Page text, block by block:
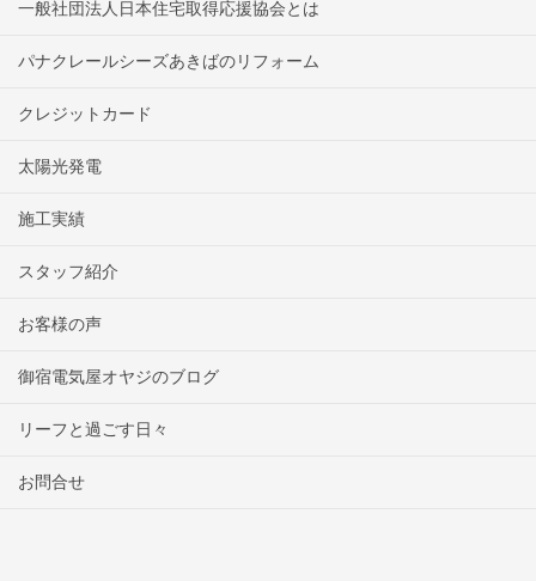
一般社団法人日本住宅取得応援協会とは
パナクレールシーズあきばのリフォーム
クレジットカード
太陽光発電
施工実績
スタッフ紹介
お客様の声
御宿電気屋オヤジのブログ
リーフと過ごす日々
お問合せ